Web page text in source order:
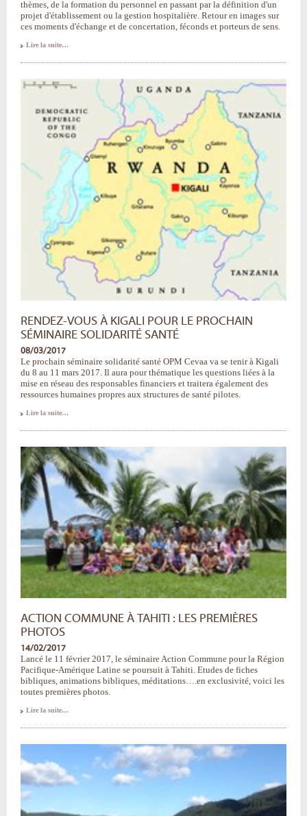
thèmes, de la formation du personnel en passant par la définition d'un
projet d'établissement ou la gestion hospitalière. Retour en images sur
ces moments d'échange et de concertation, féconds et porteurs de sens.
Le
en
images
Lire la suite…
RENDEZ-VOUS À KIGALI POUR LE PROCHAIN
SÉMINAIRE SOLIDARITÉ SANTÉ
08/03/2017
Le prochain séminaire solidarité santé OPM Cevaa va se tenir à Kigali
du 8 au 11 mars 2017. Il aura pour thématique les questions liées à la
mise en réseau des responsables financiers et traitera également des
ressources humaines propres aux structures de santé pilotes.
Rendez-
le
prochain
séminaire
Solidarité
Santé
-
Lire la suite…
ACTION COMMUNE À TAHITI : LES PREMIÈRES
PHOTOS
14/02/2017
Lancé le 11 février 2017, le séminaire Action Commune pour la Région
Pacifique-Amérique Latine se poursuit à Tahiti. Etudes de fiches
bibliques, animations bibliques, méditations….en exclusivité, voici les
toutes premières photos.
Action
photos
-
Lire la suite…